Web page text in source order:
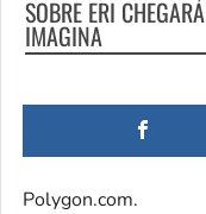
SOBRE ERI
IMAGINA
Polygon.com.